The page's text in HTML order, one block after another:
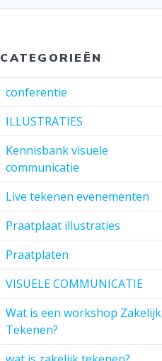
CATEGORIEËN
conferentie
ILLUSTRATIES
Kennisbank visuele
communicatie
Live tekenen evenementen
Praatplaat illustraties
Praatplaten
VISUELE COMMUNICATIE
Wat is een workshop Zakelijk
Tekenen?